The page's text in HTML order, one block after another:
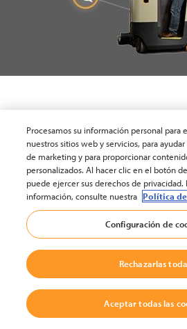
Procesamos su información personal para
nuestros sitios web y servicios, para
de marketing y para proporcionar
personalizados. Al hacer clic en el botón
puede ejercer sus derechos de privacidad.
información, consulte nuestra Política
Configuración de
Rechazarlas
Aceptar todas las